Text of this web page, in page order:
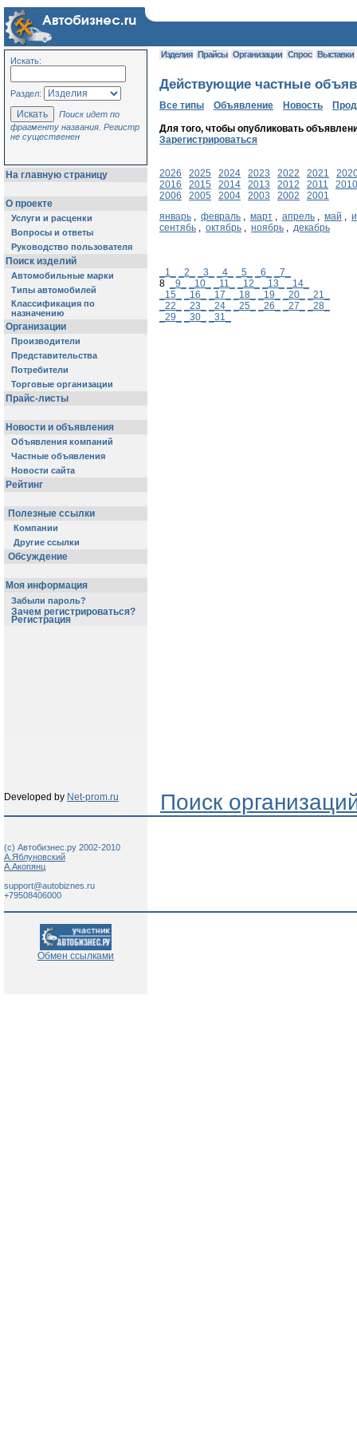
Искать:
Раздел:
Поиск идет по
фрагменту названия. Регистр
не существенен
На главную страницу
О проекте
Услуги и расценки
Вопросы и ответы
Руководство пользователя
Поиск изделий
Автомобильные марки
Типы автомобилей
Классификация по
назначению
Организации
Производители
Представительства
Потребители
Торговые организации
Прайс-листы
Новости и объявления
Объявления компаний
Частные объявления
Новости сайта
Рейтинг
Полезные ссылки
Компании
Другие ссылки
Обсуждение
Моя информация
Забыли пароль?
Зачем регистрироваться?
Регистрация
Изделия Прайсы Организации Спрос Выставки
Действующие частные
Все типы Объявление Новость
Для того, чтобы опубликовать
Зарегистрироваться
2026 2025 2024 2023 2022 2021
2016
2015 2014 2013 2012 2011
2010
2006
2005 2004 2003 2002
2001
январь , февраль , март , апрель , май ,
сентябь , октябрь , ноябрь , декабрь
_1_ _2_ _3_ _4_ _5_ _6_
_7_
8
_9_ _10_ _11_ _12_ _13_
_14_
_15_
_16_ _17_ _18_ _19_ _20_
_21_
_22_
_23_ _24_ _25_ _26_ _27_
_28_
_29_
_30_ _31_
Developed by Net-prom.ru Поиск
(c) Автобизнес.ру 2002-2010
А.Яблуновский
А.Акопянц
support@autobiznes.ru
+79508406000
Обмен ссылками